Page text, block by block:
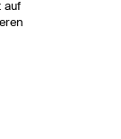
auf